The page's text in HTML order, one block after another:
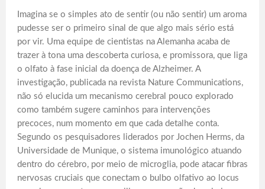
Imagina se o simples ato de sentir (ou não sentir) um aroma
pudesse ser o primeiro sinal de que algo mais sério está
por vir. Uma equipe de cientistas na Alemanha acaba de
trazer à tona uma descoberta curiosa, e promissora, que liga
o olfato à fase inicial da doença de Alzheimer. A
investigação, publicada na revista Nature Communications,
não só elucida um mecanismo cerebral pouco explorado
como também sugere caminhos para intervenções
precoces, num momento em que cada detalhe conta.
Segundo os pesquisadores liderados por Jochen Herms, da
Universidade de Munique, o sistema imunológico atuando
dentro do cérebro, por meio de microglia, pode atacar fibras
nervosas cruciais que conectam o bulbo olfativo ao locus